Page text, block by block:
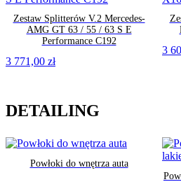
Zestaw Splitterów V.2 Mercedes-
AMG GT 63 / 55 / 63 S E
Performance C192
3 771,00 zł
3
DETAILING
Powłoki do wnętrza auta